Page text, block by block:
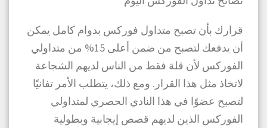
قرارك بأن تصبح متداول فوركس بدوام كامل يمكن
أن يدفعك لتصبح من ضمن أعلى 15% من متداولي
الفوركس لأن قلة فقط من الناس لديهم الشجاعة
لاتخاذ مثل هذا القرار. ومع ذلك، يتطلب الأمر تفانيًا
لتصبح عضوًا في هذا النادي الحصري لمتداولي
الفوركس الذين لديهم قصص إيجابية وبطولية